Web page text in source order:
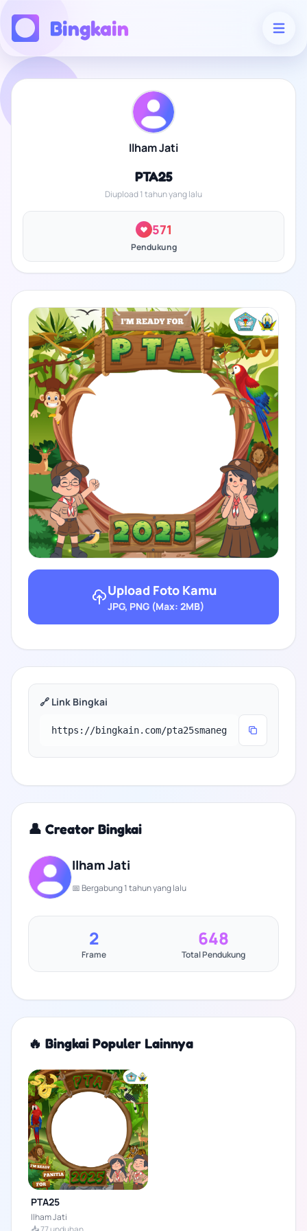
Bingkain
Ilham Jati
PTA25
Diupload 1 tahun yang lalu
571
Pendukung
Upload Foto Kamu
JPG, PNG (Max: 2MB)
🔗 Link Bingkai
👤 Creator Bingkai
Ilham Jati
📅 Bergabung 1 tahun yang lalu
2
Frame
648
Total Pendukung
🔥 Bingkai Populer Lainnya
PTA25
Ilham Jati